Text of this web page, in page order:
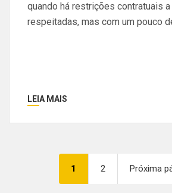
quando há restrições contratuais
respeitadas, mas com um pouco
LEIA MAIS
1 2 Próxima